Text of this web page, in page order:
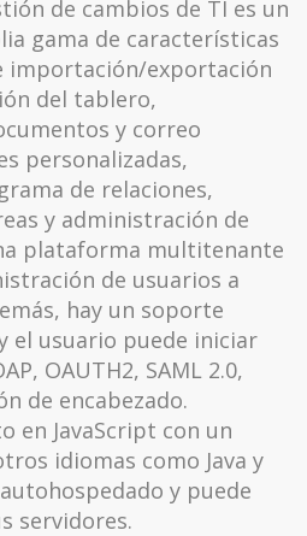
de cambios de TI es un
gama de características
importación/exportación
del tablero,
y correo
personalizadas,
de relaciones,
y administración de
plataforma multitenante
de usuarios a
hay un soporte
el usuario puede iniciar
OAUTH2, SAML 2.0,
de encabezado.
en JavaScript con un
idiomas como Java y
y puede
servidores.